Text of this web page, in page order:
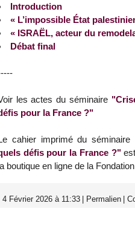
Introduction
« L’impossible État
« ISRAËL, acteur du
Débat final
les actes du séminaire
pour la France ?"
cahier imprimé du séminaire
défis pour la France ?"est
boutique en ligne de la
Février 2026 à 11:33 Permalien